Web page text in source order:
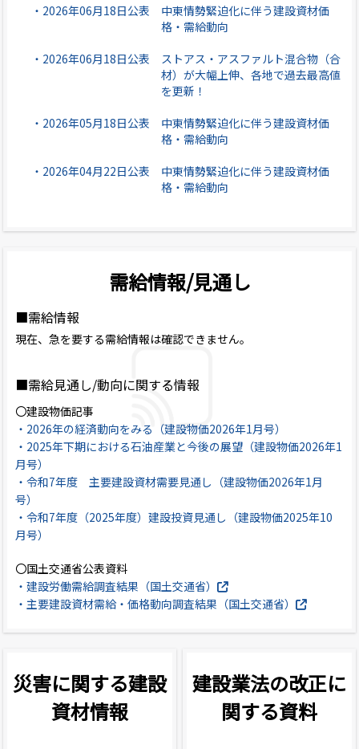
・2026年06月18日公表 中東情勢緊迫化に伴う建設資材価
格・需給動向
・2026年06月18日公表 ストアス・アスファルト混合物（合
材）が大幅上伸、各地で過去最高値
を更新！
・2026年05月18日公表 中東情勢緊迫化に伴う建設資材価
格・需給動向
・2026年04月22日公表 中東情勢緊迫化に伴う建設資材価
格・需給動向
需給情報/見通し
■需給情報
現在、急を要する需給情報は確認できません。
■需給見通し/動向に関する情報
〇建設物価記事
・2026年の経済動向をみる（建設物価2026年1月号）
・2025年下期における石油産業と今後の展望（建設物価2026年1
月号）
・令和7年度 主要建設資材需要見通し（建設物価2026年1月
号）
・令和7年度（2025年度）建設投資見通し（建設物価2025年10
月号）
〇国土交通省公表資料
・建設労働需給調査結果（国土交通省）
・主要建設資材需給・価格動向調査結果（国土交通省）
災害に関する建設
資材情報
建設業法の改正に
関する資料